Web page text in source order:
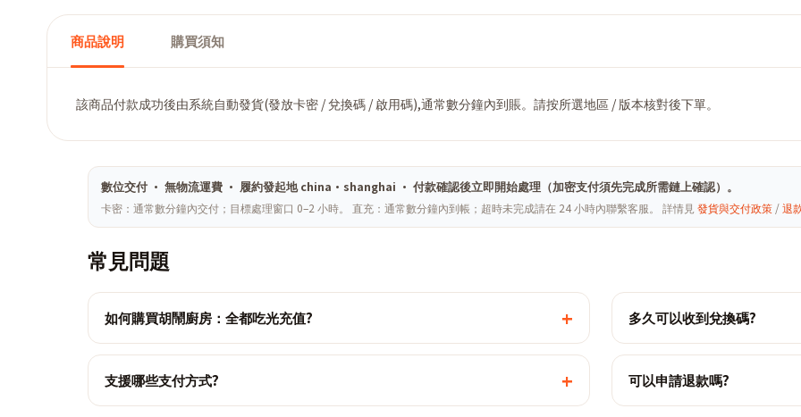
商品說明 購買須知
該商品付款成功後由系統自動發貨(發放卡密 / 兌換碼 / 啟用碼),通常數分鐘內到賬。請按所選地區 / 版本核對後下單。
數位交付 · 無物流運費 · 履約發起地 china·shanghai · 付款確認後立即開始處理（加密支付須先完成所需鏈上確認）。
卡密：通常數分鐘內交付；目標處理窗口 0–2 小時。 直充：通常數分鐘內到帳；超時未完成請在 24 小時內聯繫客服。 詳情見 發貨與交付政策 /退
常見問題
如何購買胡鬧廚房：全都吃光充值? + 多久可以收到兌換碼?
支援哪些支付方式? + 可以申請退款嗎?